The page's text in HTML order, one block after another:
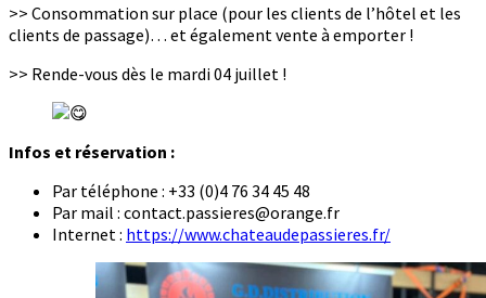
>> Consommation sur place (pour les clients de l’hôtel et les
clients de passage)… et également vente à emporter !
>> Rende-vous dès le mardi 04 juillet !
Infos et réservation :
Par téléphone : +33 (0)4 76 34 45 48
Par mail : contact.passieres@orange.fr
Internet : https://www.chateaudepassieres.fr/